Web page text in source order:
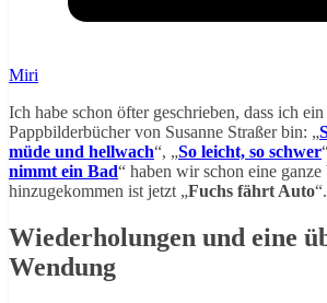
Miri
Ich habe schon öfter geschrieben, dass ich
Pappbilderbücher von Susanne Straßer bin: „
müde und hellwach“, „So leicht, so schwer
nimmt ein Bad“ haben wir schon eine
hinzugekommen ist jetzt „Fuchs fährt Auto“.
Wiederholungen und eine
Wendung